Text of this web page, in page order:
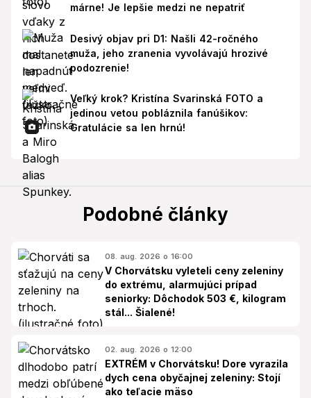
márne! Je lepšie medzi ne nepatriť
Desivý objav pri D1: Našli 42-ročného
muža, jeho zranenia vyvolávajú hrozivé
podozrenie!
Veľký krok? Kristína Svarinská FOTO a
jedinou vetou pobláznila fanúšikov:
Gratulácie sa len hrnú!
Podobné články
08. aug. 2026 o 16:00
V Chorvátsku vyleteli ceny zeleniny
do extrému, alarmujúci prípad
seniorky: Dôchodok 503 €, kilogram
stál... Šialené!
02. aug. 2026 o 12:00
EXTRÉM v Chorvátsku! Dore vyrazila
dych cena obyčajnej zeleniny: Stojí
ako teľacie mäso